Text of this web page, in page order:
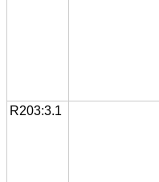
R203:3.1